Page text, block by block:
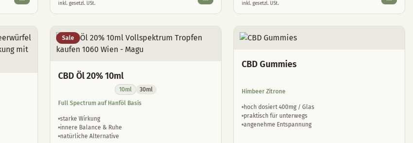
inkl. gesetzl. USt. inkl. gesetzl. USt.
Sale
CBD Öl 20% 10ml
10ml
30ml
Full Spectrum auf Hanföl Basis
starke Wirkung
innere Balance & Ruhe
natürliche Alternative
CBD Gummies
Himbeer Zitrone
hoch dosiert 400mg / Glas
praktisch für unterwegs
angenehme Entspannung